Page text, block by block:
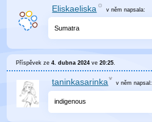
Eliskaeliska v němnapsala:
Sumatra
Příspěvek ze4. dubna 2024 ve20:25
taninkasarinka v něm napsal:
indigenous